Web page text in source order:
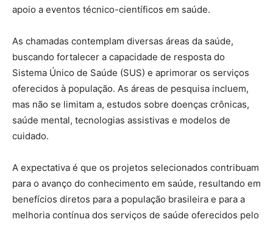
apoio a eventos técnico-científicos em saúde.
As chamadas contemplam diversas áreas da saúde,
buscando fortalecer a capacidade de resposta do
Sistema Único de Saúde (SUS) e aprimorar os serviços
oferecidos à população. As áreas de pesquisa incluem,
mas não se limitam a, estudos sobre doenças crônicas,
saúde mental, tecnologias assistivas e modelos de
cuidado.
A expectativa é que os projetos selecionados contribuam
para o avanço do conhecimento em saúde, resultando em
benefícios diretos para a população brasileira e para a
melhoria contínua dos serviços de saúde oferecidos pelo